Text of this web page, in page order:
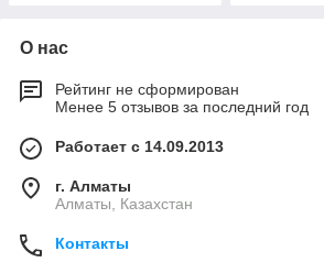
О нас
Рейтинг не сформирован
Менее 5 отзывов за последний год
Работает с 14.09.2013
г. Алматы
Алматы, Казахстан
Контакты